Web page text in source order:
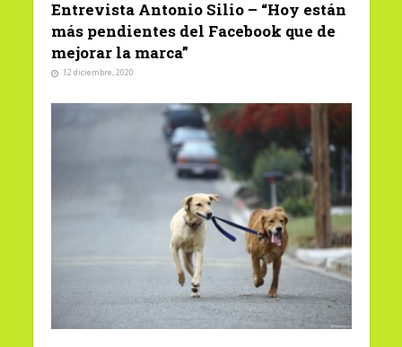
Entrevista Antonio Silio – “Hoy están
más pendientes del Facebook que de
mejorar la marca”
12 diciembre, 2020